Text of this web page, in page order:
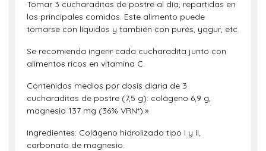
Tomar 3 cucharaditas de postre al día, repartidas en
las principales comidas. Este alimento puede
tomarse con líquidos y también con purés, yogur, etc.
Se recomienda ingerir cada cucharadita junto con
alimentos ricos en vitamina C.
Contenidos medios por dosis diaria de 3
cucharaditas de postre (7,5 g): colágeno 6,9 g,
magnesio 137 mg (36% VRN*).»
Ingredientes: Colágeno hidrolizado tipo I y II,
carbonato de magnesio.